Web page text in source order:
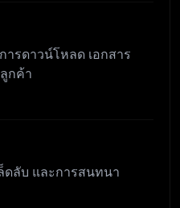
ารดาวน์โหลด เอกสาร
กค้า
ดลับ และการสนทนา